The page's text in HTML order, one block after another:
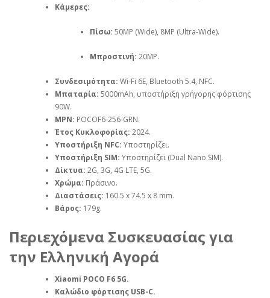
Κάμερες:
Πίσω: 50MP (Wide), 8MP (Ultra-Wide).
Μπροστινή: 20MP.
Συνδεσιμότητα: Wi-Fi 6E, Bluetooth 5.4, NFC.
Μπαταρία: 5000mAh, υποστήριξη γρήγορης φόρτισης
90W.
MPN: POCOF6-256-GRN.
Έτος Κυκλοφορίας: 2024.
Υποστήριξη NFC: Υποστηρίζει.
Υποστήριξη SIM: Υποστηρίζει (Dual Nano SIM).
Δίκτυα: 2G, 3G, 4G LTE, 5G.
Χρώμα: Πράσινο.
Διαστάσεις: 160.5 x 74.5 x 8 mm.
Βάρος: 179g.
Περιεχόμενα Συσκευασίας για
την Ελληνική Αγορά
Xiaomi POCO F6 5G.
Καλώδιο φόρτισης USB-C.